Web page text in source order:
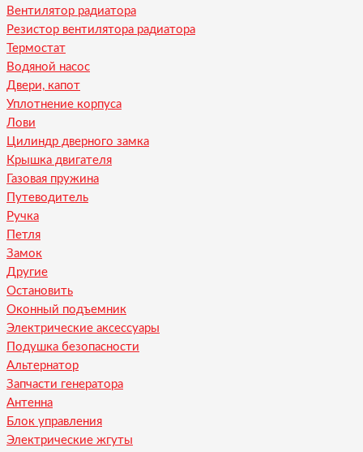
Вентилятор радиатора
Резистор вентилятора радиатора
Термостат
Водяной насос
Двери, капот
Уплотнение корпуса
Лови
Цилиндр дверного замка
Крышка двигателя
Газовая пружина
Путеводитель
Ручка
Петля
Замок
Другие
Остановить
Оконный подъемник
Электрические аксессуары
Подушка безопасности
Альтернатор
Запчасти генератора
Антенна
Блок управления
Электрические жгуты